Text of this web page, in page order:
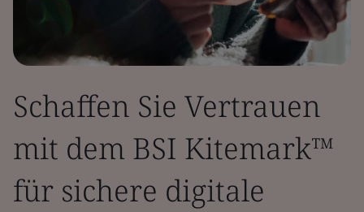
Schaffen Sie Vertrauen
mit dem BSI Kitemark™
für sichere digitale